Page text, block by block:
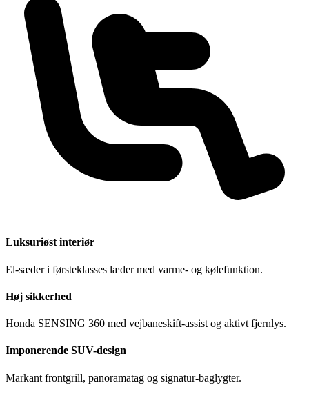
Luksuriøst interiør
El-sæder i førsteklasses læder med varme- og kølefunktion.
Høj sikkerhed
Honda SENSING 360 med vejbaneskift-assist og aktivt fjernlys.
Imponerende SUV-design
Markant frontgrill, panoramatag og signatur-baglygter.